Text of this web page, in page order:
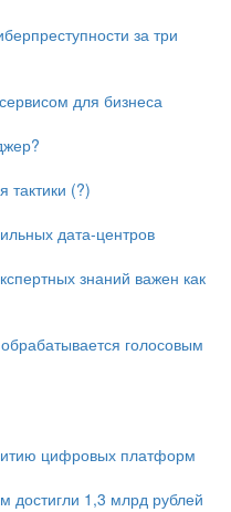
за три
для бизнеса
(?)
дата-центров
знаний важен как
голосовым
цифровых платформ
достигли 1,3 млрд рублей